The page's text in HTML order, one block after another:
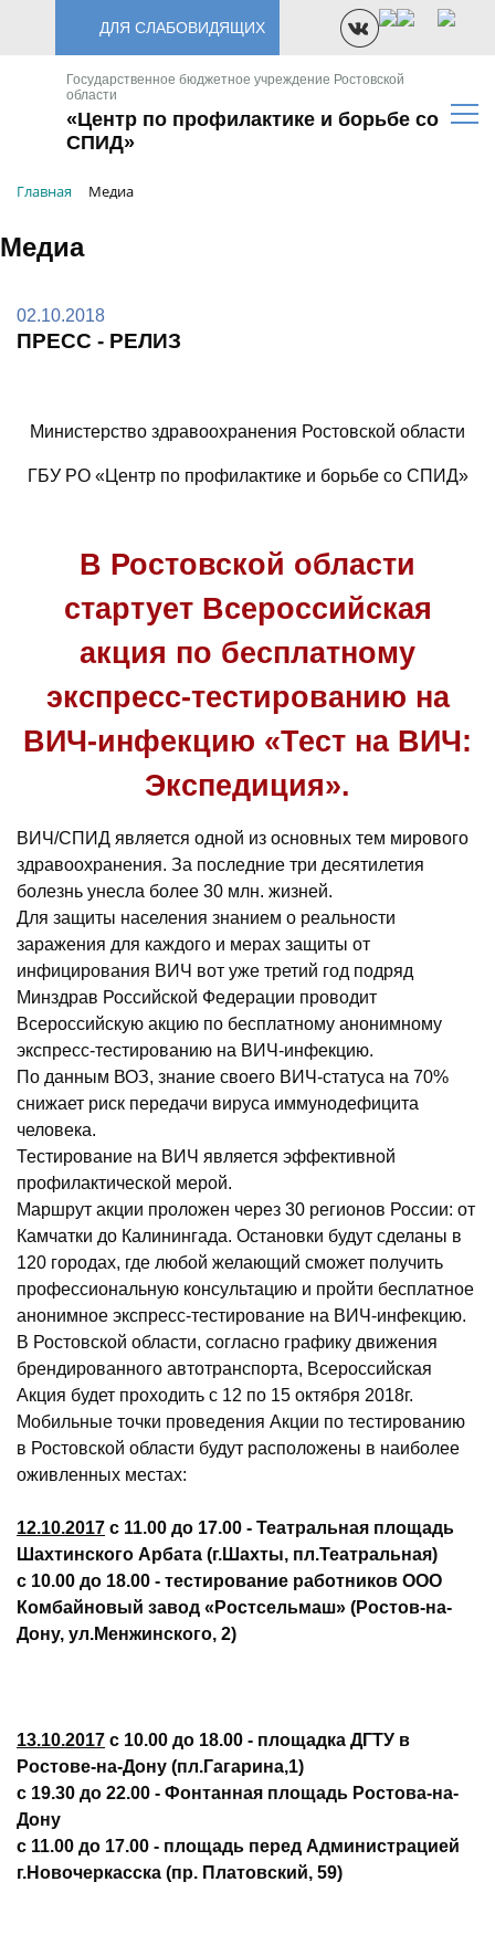
ДЛЯ СЛАБОВИДЯЩИХ
Государственное бюджетное учреждение Ростовской
области
«Центр по профилактике и борьбе со
СПИД»
Главная Медиа
Медиа
02.10.2018
ПРЕСС - РЕЛИЗ
Министерство здравоохранения Ростовской области
ГБУ РО «Центр по профилактике и борьбе со СПИД»
В Ростовской области
стартует Всероссийская
акция по бесплатному
экспресс-тестированию на
ВИЧ-инфекцию «Тест на ВИЧ:
Экспедиция».
ВИЧ/СПИД является одной из основных тем мирового
здравоохранения. За последние три десятилетия
болезнь унесла более 30 млн. жизней.
Для защиты населения знанием о реальности
заражения для каждого и мерах защиты от
инфицирования ВИЧ вот уже третий год подряд
Минздрав Российской Федерации проводит
Всероссийскую акцию по бесплатному анонимному
экспресс-тестированию на ВИЧ-инфекцию.
По данным ВОЗ, знание своего ВИЧ-статуса на 70%
снижает риск передачи вируса иммунодефицита
человека.
Тестирование на ВИЧ является эффективной
профилактической мерой.
Маршрут акции проложен через 30 регионов России: от
Камчатки до Калинингада. Остановки будут сделаны в
120 городах, где любой желающий сможет получить
профессиональную консультацию и пройти бесплатное
анонимное экспресс-тестирование на ВИЧ-инфекцию.
В Ростовской области, согласно графику движения
брендированного автотранспорта, Всероссийская
Акция будет проходить с 12 по 15 октября 2018г.
Мобильные точки проведения Акции по тестированию
в Ростовской области будут расположены в наиболее
оживленных местах:
12.10.2017 с 11.00 до 17.00 - Театральная площадь
Шахтинского Арбата (г.Шахты, пл.Театральная)
с 10.00 до 18.00 - тестирование работников ООО
Комбайновый завод «Ростсельмаш» (Ростов-на-
Дону, ул.Менжинского, 2)
13.10.2017 с 10.00 до 18.00 - площадка ДГТУ в
Ростове-на-Дону (пл.Гагарина,1)
с 19.30 до 22.00 - Фонтанная площадь Ростова-на-
Дону
с 11.00 до 17.00 - площадь перед Администрацией
г.Новочеркасска (пр. Платовский, 59)